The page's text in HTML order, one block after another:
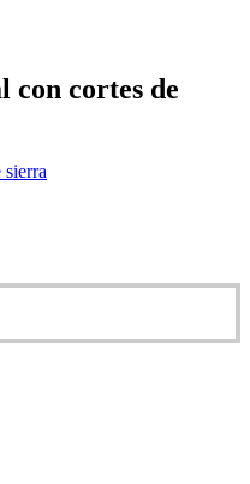
con cortes de
sierra